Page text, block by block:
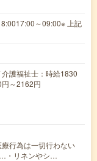
～09:00※ 上記
護福祉士：時給1830
～2162円
行為は一切行わない
・リネンやシ…